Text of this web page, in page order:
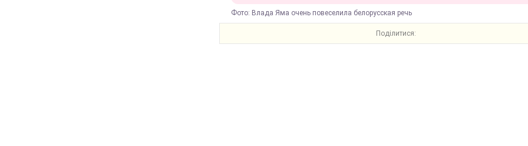
Фото: Влада Яма очень повеселила белорусская речь
Поділитися: